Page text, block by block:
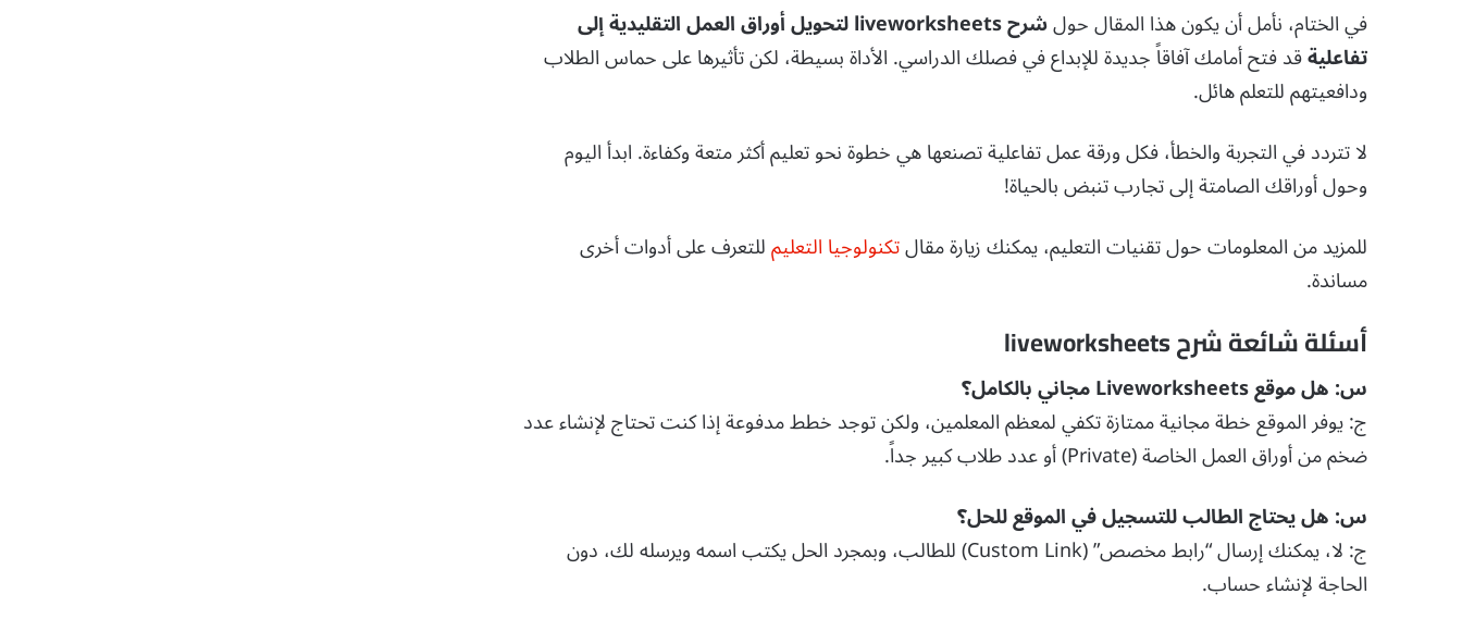
في الختام، نأمل أن يكون هذا المقال حول
شرح liveworksheets لتحويل أوراق العمل التقليدية إلى
تفاعليةقد فتح أمامك آفاقاً جديدة للإبداع في فصلك الدراسي. الأداة بسيطة، لكن تأثيرها على حماس الطلاب
ودافعيتهم للتعلم هائل.
لا تتردد في التجربة والخطأ، فكل ورقة عمل تفاعلية تصنعها هي خطوة نحو تعليم أكثر متعة وكفاءة. ابدأ اليوم
وحول أوراقك الصامتة إلى تجارب تنبض بالحياة!
للمزيد من المعلومات حول تقنيات التعليم، يمكنك زيارة مقالتكنولوجيا التعليمللتعرف على أدوات أخرى
مساندة.
أسئلة شائعة شرح liveworksheets
س: هل موقع Liveworksheets مجاني بالكامل؟
ج: يوفر الموقع خطة مجانية ممتازة تكفي لمعظم المعلمين، ولكن توجد خطط مدفوعة إذا كنت تحتاج لإنشاء عدد
ضخم من أوراق العمل الخاصة (Private) أو عدد طلاب كبير جداً.
س: هل يحتاج الطالب للتسجيل في الموقع للحل؟
ج: لا، يمكنك إرسال “رابط مخصص” (Custom Link) للطالب، وبمجرد الحل يكتب اسمه ويرسله لك، دون
الحاجة لإنشاء حساب.